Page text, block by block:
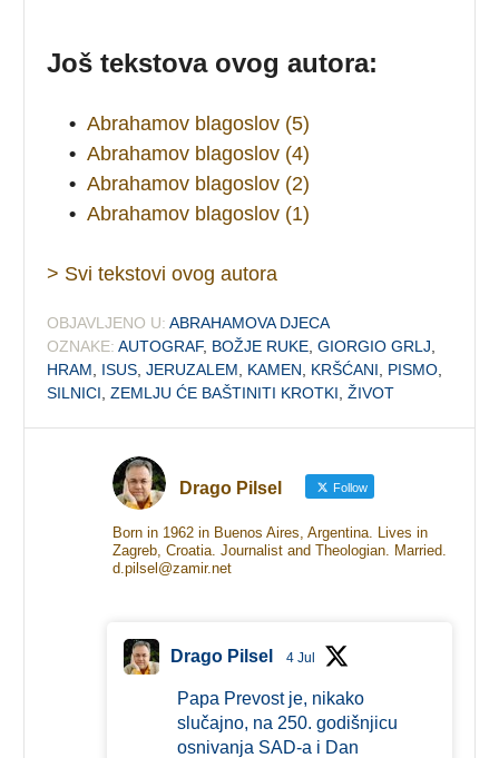
Još tekstova ovog autora:
• Abrahamov blagoslov (5)
• Abrahamov blagoslov (4)
• Abrahamov blagoslov (2)
• Abrahamov blagoslov (1)
> Svi tekstovi ovog autora
OBJAVLJENO U: ABRAHAMOVA DJECA
OZNAKE: AUTOGRAF, BOŽJE RUKE ,GIORGIO GRLJ
HRAM
ISUS ,JERUZALEM KAMEN KRŠĆANI PISMO
SILNICI ,ZEMLJU ĆE BAŠTINITI KROTKI ,ŽIVOT
Drago Pilsel Follow
Born in 1962 in Buenos Aires, Argentina. Lives in
Zagreb, Croatia. Journalist and Theologian. Married.
d.pilsel@zamir.net
Drago Pilsel 4 Jul
Papa Prevost je, nikako
slučajno, na 250. godišnjicu
osnivanja SAD-a i Dan